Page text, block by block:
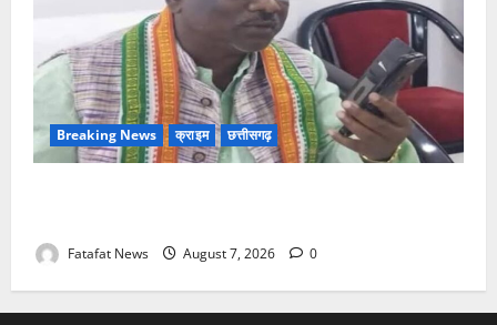
Breaking News क्राइम छत्तीसगढ़
Fatafat News August 7, 2026 0